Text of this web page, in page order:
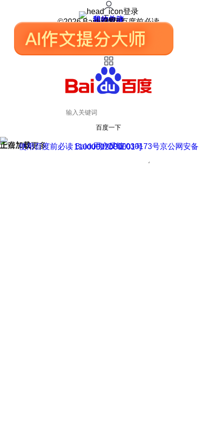
登录
我的关注
我的收藏
皮肤中心
用户反馈
设置
©2026 Baidu 使用百度前必读
百度一下
正在加载
上滑加载更多 用户反馈
使用百度前必读 Baidu 京ICP证030173号
京公网安备11000002000001号